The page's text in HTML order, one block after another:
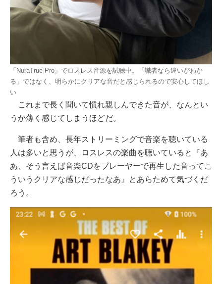
「NuraTrue Pro」でロスレス音源を試聴中。「識者なら違いがわか
る」ではなく、明らかにクリアな音だと感じられるので安心してほし
い
これまで長く聞いて慣れ親しんできた音が、なんとい
うか薄く感じてしまうほどだ。
筆者も含め、長年ストリーミングで音楽を聴いている
人は多いと思うが、ロスレスの楽曲を聴いていると『あ
あ、そう言えば音楽CDをプレーヤーで再生した音ってこ
ういうクリアな感じだったなあ』とあらためて気づくだ
ろう。